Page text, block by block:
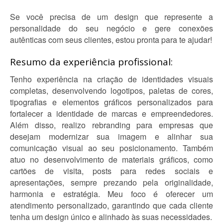
Se você precisa de um design que represente a
personalidade do seu negócio e gere conexões
autênticas com seus clientes, estou pronta para te ajudar!
Resumo da experiência profissional:
Tenho experiência na criação de identidades visuais
completas, desenvolvendo logotipos, paletas de cores,
tipografias e elementos gráficos personalizados para
fortalecer a identidade de marcas e empreendedores.
Além disso, realizo rebranding para empresas que
desejam modernizar sua imagem e alinhar sua
comunicação visual ao seu posicionamento. Também
atuo no desenvolvimento de materiais gráficos, como
cartões de visita, posts para redes sociais e
apresentações, sempre prezando pela originalidade,
harmonia e estratégia. Meu foco é oferecer um
atendimento personalizado, garantindo que cada cliente
tenha um design único e alinhado às suas necessidades.